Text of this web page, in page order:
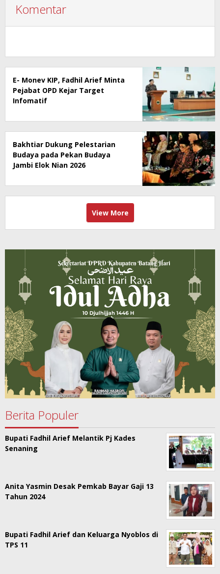
Komentar
E- Monev KIP, Fadhil Arief Minta
Pejabat OPD Kejar Target
Infomatif
Bakhtiar Dukung Pelestarian
Budaya pada Pekan Budaya
Jambi Elok Nian 2026
View More
Berita Populer
Bupati Fadhil Arief Melantik Pj Kades
Senaning
Anita Yasmin Desak Pemkab Bayar Gaji 13
Tahun 2024
Bupati Fadhil Arief dan Keluarga Nyoblos di
TPS 11